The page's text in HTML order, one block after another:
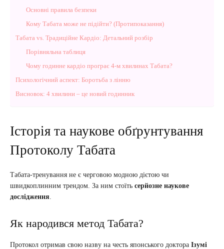
Основні правила безпеки
Кому Табата може не підійти? (Протипоказання)
Табата vs. Традиційне Кардіо: Детальний розбір
Порівняльна таблиця
Чому годинне кардіо програє 4-м хвилинах Табата?
Психологічний аспект: Боротьба з лінню
Висновок: 4 хвилини – це новий годинник
Історія та наукове обґрунтування
Протоколу Табата
Табата-тренування не є черговою модною дієтою чи
швидкоплинним трендом. За ним стоїть серйозне наукове
дослідження.
Як народився метод Табата?
Протокол отримав свою назву на честь японського доктора Ізумі